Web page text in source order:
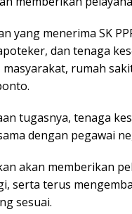
yang menerima SK
dan tenaga
rumah
tugasnya, tenaga
dengan pegawai
akan memberikan
serta terus
sesuai.